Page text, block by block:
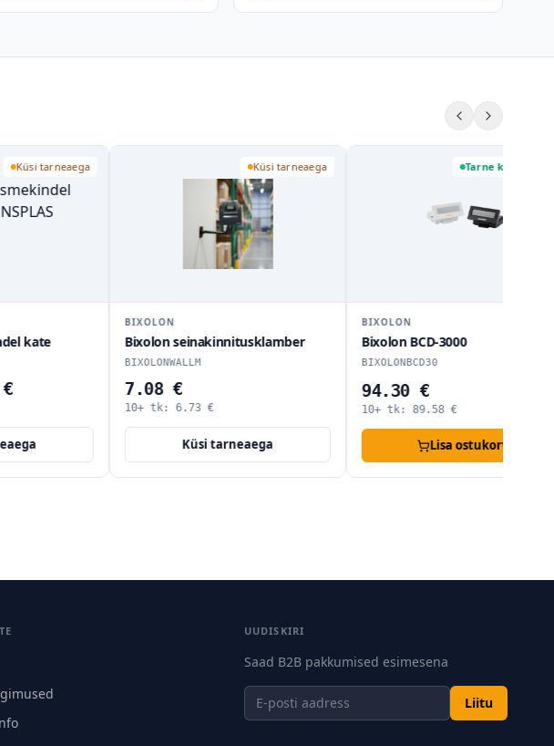
Küsi tarneaega
kate
Küsi tarneaega
BIXOLON
Bixolon seinakinnitusklamber
BIXOLONWALLM
7.08 €
10+ tk: 6.73€
Küsi tarneaega
Tarne kuni 7 päeva
BIXOLON
Bixolon BCD-3000
BIXOLONBCD30
94.30 €
10+ tk: 89.58€
Lisa ostukorvi
UUDISKIRI
Saad B2B pakkumised esimesena
Liitu